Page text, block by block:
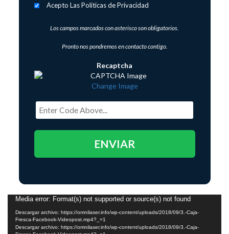
Acepto Las Políticas de Privacidad
Los campos marcados con asterisco son obligatorios.
Pronto nos pondremos en contacto contigo.
Recaptcha
Change Image
Reproductor
de
vídeo
Media error: Format(s) not supported or source(s) not found
Descargar archivo: https://omnilaser.info/wp-content/uploads/2018/09/3.-Caja-
Fresca-Facebook-Videopost.mp4?_=1
Descargar archivo: https://omnilaser.info/wp-content/uploads/2018/09/3.-Caja-